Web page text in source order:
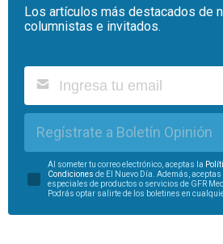
Los artículos más destacados de
columnistas e invitados.
Regístrate a Boletín Opinión
Al someter tu correo electrónico, aceptas la
Condiciones de El Nuevo Día. Además,
especiales de productos o servicios de GFR
Podrás optar salirte de los boletines en